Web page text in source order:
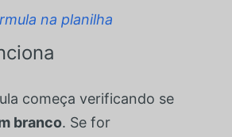
na planilha
começa verificando se
branco. Se for